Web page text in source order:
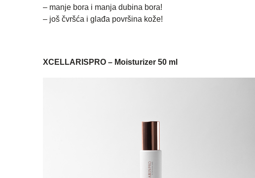
– manje bora i manja dubina bora!
– još čvršća i glađa površina kože!
XCELLARISPRO – Moisturizer 50 ml